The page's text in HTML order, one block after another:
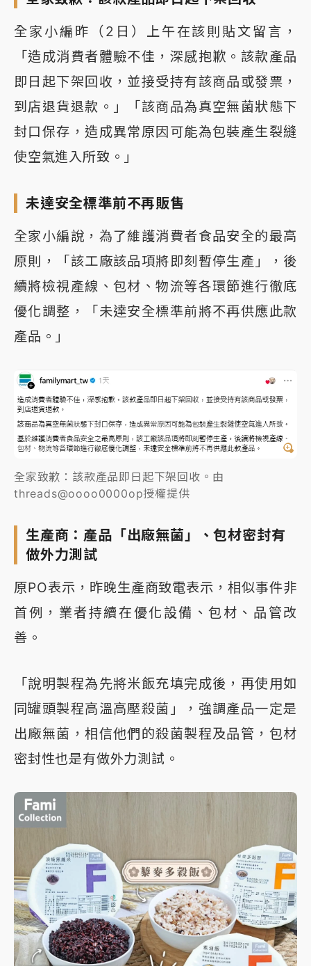
全家小編昨（2日）上午在該則貼文留言，
「造成消費者體驗不佳，深感抱歉。該款產品
即日起下架回收，並接受持有該商品或發票，
到店退貨退款。」「該商品為真空無菌狀態下
封口保存，造成異常原因可能為包裝產生裂縫
使空氣進入所致。」
未達安全標準前不再販售
全家小編說，為了維護消費者食品安全的最高
原則，「該工廠該品項將即刻暫停生產」，後
續將檢視產線、包材、物流等各環節進行徹底
優化調整，「未達安全標準前將不再供應此款
產品。」
全家致歉：該款產品即日起下架回收。由
threads@oooo0000op授權提供
生產商：產品「出廠無菌」、包材密封有
做外力測試
原PO表示，昨晚生產商致電表示，相似事件非
首例，業者持續在優化設備、包材、品管改
善。
「說明製程為先將米飯充填完成後，再使用如
同罐頭製程高溫高壓殺菌」，強調產品一定是
出廠無菌，相信他們的殺菌製程及品管，包材
密封性也是有做外力測試。